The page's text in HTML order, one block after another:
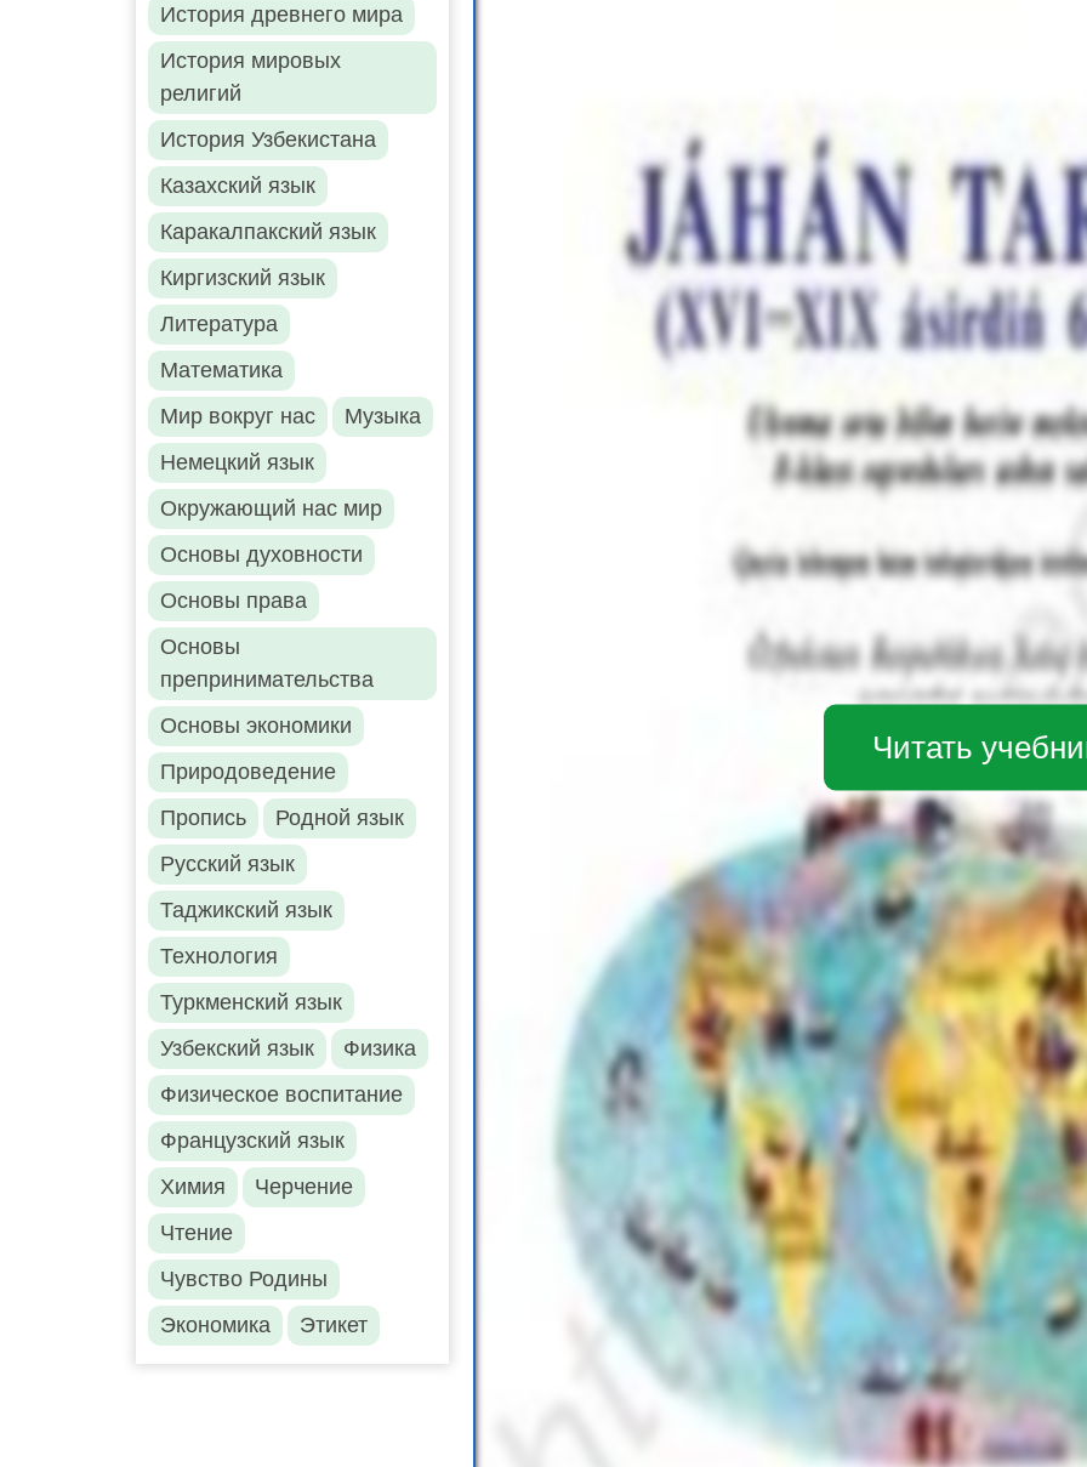
История древнего мира
История мировых
религий
История Узбекистана
Казахский язык
Каракалпакский язык
Киргизский язык
Литература
Математика
Мир вокруг нас
Музыка
Немецкий язык
Окружающий нас мир
Основы духовности
Основы права
Основы
препринимательства
Основы экономики
Природоведение
Пропись
Родной язык
Русский язык
Таджикский язык
Технология
Туркменский язык
Узбекский язык
Физика
Физическое воспитание
Французский язык
Химия
Черчение
Чтение
Чувство Родины
Экономика
Этикет
Читать